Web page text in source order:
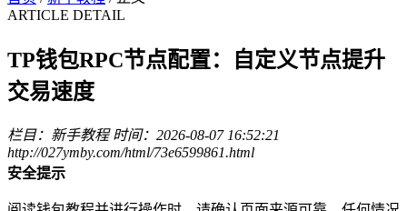
ARTICLE DETAIL
TP钱包RPC节点配置：自定义节点提升
交易速度
栏目：新手教程 时间：2026-08-07 16:52:21
http://027ymby.com/html/73e6599861.html
安全提示